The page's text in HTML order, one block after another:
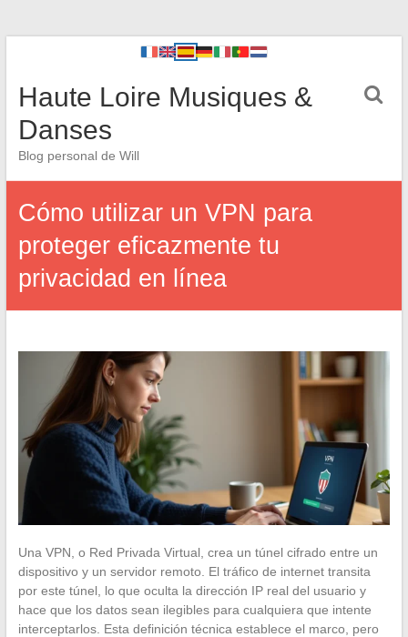
Haute Loire Musiques &
Danses
Blog personal de Will
Cómo utilizar un VPN para
proteger eficazmente tu
privacidad en línea
Una VPN, o Red Privada Virtual, crea un túnel cifrado entre un
dispositivo y un servidor remoto. El tráfico de internet transita
por este túnel, lo que oculta la dirección IP real del usuario y
hace que los datos sean ilegibles para cualquiera que intente
interceptarlos. Esta definición técnica establece el marco, pero